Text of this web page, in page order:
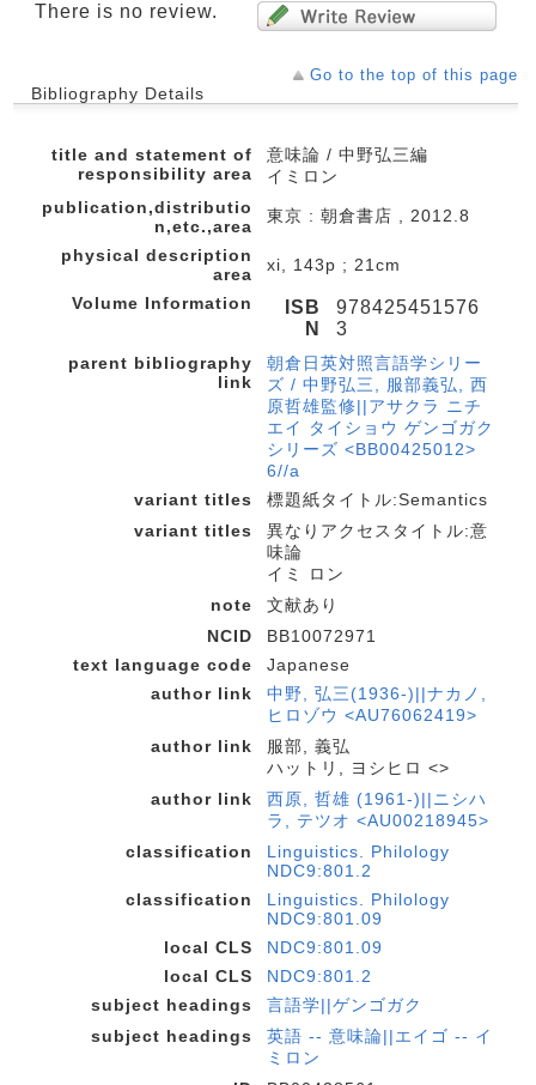
There is no review.
Go to the top of this page
Bibliography Details
title and statement of
responsibility area
意味論 / 中野弘三編
イミロン
publication,distributio
n,etc.,area
東京 : 朝倉書店 , 2012.8
physical description
area
xi, 143p ; 21cm
Volume Information
ISB
N
978425451576
3
parent bibliography
link
朝倉日英対照言語学シリー
ズ / 中野弘三, 服部義弘, 西
原哲雄監修||アサクラ ニチ
エイ タイショウ ゲンゴガク
シリーズ <BB00425012>
6//a
variant titles
標題紙タイトル:Semantics
variant titles
異なりアクセスタイトル:意
味論
イミ ロン
note
文献あり
NCID
BB10072971
text language code
Japanese
author link
中野, 弘三(1936-)||ナカノ,
ヒロゾウ <AU76062419>
author link
服部, 義弘
ハットリ, ヨシヒロ <>
author link
西原, 哲雄 (1961-)||ニシハ
ラ, テツオ <AU00218945>
classification
Linguistics. Philology
NDC9:801.2
classification
Linguistics. Philology
NDC9:801.09
local CLS
NDC9:801.09
local CLS
NDC9:801.2
subject headings
言語学||ゲンゴガク
subject headings
英語 -- 意味論||エイゴ -- イ
ミロン